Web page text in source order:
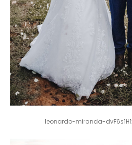
leonardo-miranda-
HOM
A E
CO AC
COURSES
OP